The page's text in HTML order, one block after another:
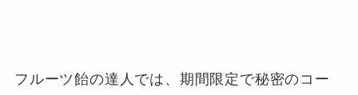
フルーツ飴の達人では、期間限定で秘密のコー